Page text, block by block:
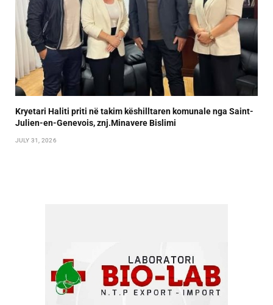
Kryetari Haliti priti në takim këshilltaren komunale nga Saint-
Julien-en-Genevois, znj.Minavere Bislimi
JULY 31, 2026